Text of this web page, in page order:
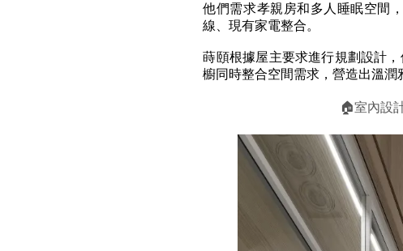
他們需求孝親房和多人睡眠空間
線、現有家電整合。
蒔頤根據屋主要求進行規劃設計
櫥同時整合空間需求，營造出溫潤
🏠室內設